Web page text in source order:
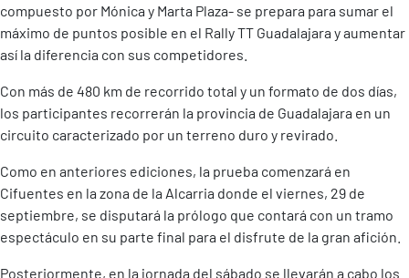
compuesto por Mónica y Marta Plaza- se prepara para sumar el
máximo de puntos posible en el Rally TT Guadalajara y aumentar
así la diferencia con sus competidores.
Con más de 480 km de recorrido total y un formato de dos días,
los participantes recorrerán la provincia de Guadalajara en un
circuito caracterizado por un terreno duro y revirado.
Como en anteriores ediciones, la prueba comenzará en
Cifuentes en la zona de la Alcarria donde el viernes, 29 de
septiembre, se disputará la prólogo que contará con un tramo
espectáculo en su parte final para el disfrute de la gran afición.
Posteriormente, en la jornada del sábado se llevarán a cabo los